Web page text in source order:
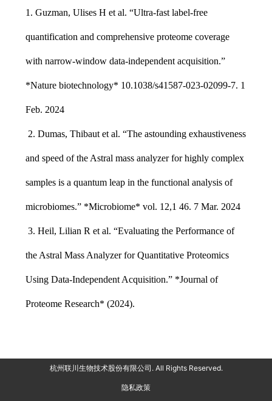
1. Guzman, Ulises H et al.“Ultra-fast label-free
quantification and comprehensive proteome coverage
with narrow-window data-independent acquisition.”
*Nature biotechnology* 10.1038/s41587-023-02099-7. 1
Feb. 2024
2. Dumas, Thibaut et al.“The astounding exhaustiveness
and speed of the Astral mass analyzer for highly complex
samples is a quantum leap in the functional analysis of
microbiomes.” *Microbiome* vol. 12,1 46. 7 Mar. 2024
3. Heil, Lilian R et al.“Evaluating the Performance of
the Astral Mass Analyzer for Quantitative Proteomics
Using Data-Independent Acquisition.” *Journal of
Proteome Research* (2024).
杭州联川生物技术股份有限公司. All Rights Reserved.
隐私政策